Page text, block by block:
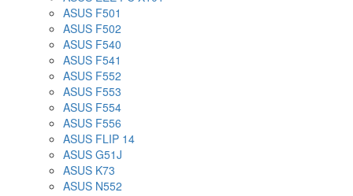
ASUS F501
ASUS F502
ASUS F540
ASUS F541
ASUS F552
ASUS F553
ASUS F554
ASUS F556
ASUS FLIP 14
ASUS G51J
ASUS K73
ASUS N552